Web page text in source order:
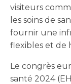
visiteurs
les soins de
fournir une
flexibles et de
Le congrès
santé 2024